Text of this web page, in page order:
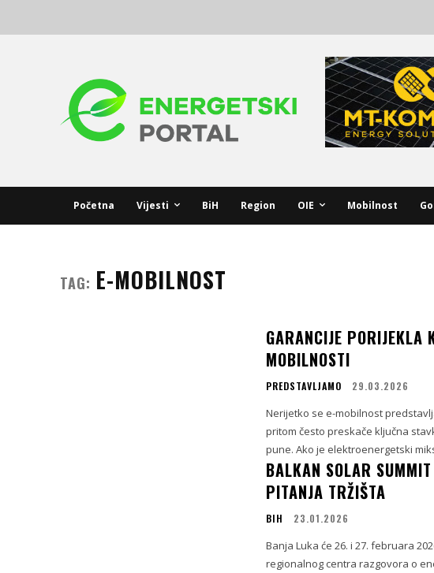
Početna Vijesti BiH Region OIE Mobilnost
TAG: E-MOBILNOST
GARANCIJE PORIJEKLA
MOBILNOSTI
PREDSTAVLJAMO 29.03.2026
Nerijetko se e-mobilnost
pritom često preskače ključna
pune. Ako je elektroenergetski
BALKAN SOLAR
PITANJA TRŽIŠTA
BIH 23.01.2026
Banja Luka će 26. i 27. februara
regionalnog centra razgovora o